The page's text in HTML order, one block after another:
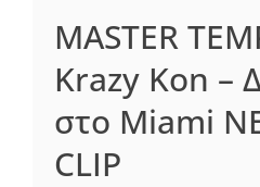
MASTER
Krazy Kon –
στο Miami
CLIP